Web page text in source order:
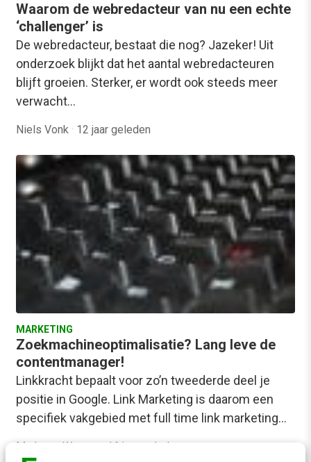
Waarom de webredacteur van nu een echte
‘challenger’ is
De webredacteur, bestaat die nog? Jazeker! Uit
onderzoek blijkt dat het aantal webredacteuren
blijft groeien. Sterker, er wordt ook steeds meer
verwacht…
Niels Vonk · 12 jaar geleden
MARKETING
Zoekmachineoptimalisatie? Lang leve de
contentmanager!
Linkkracht bepaalt voor zo’n tweederde deel je
positie in Google. Link Marketing is daarom een
specifiek vakgebied met full time link marketing…
Mark van Werven 16 jaar geleden